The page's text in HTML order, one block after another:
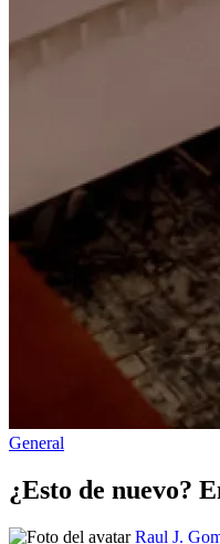
Publicado
General
¿Esto de nuevo?
Publicado Raul J.